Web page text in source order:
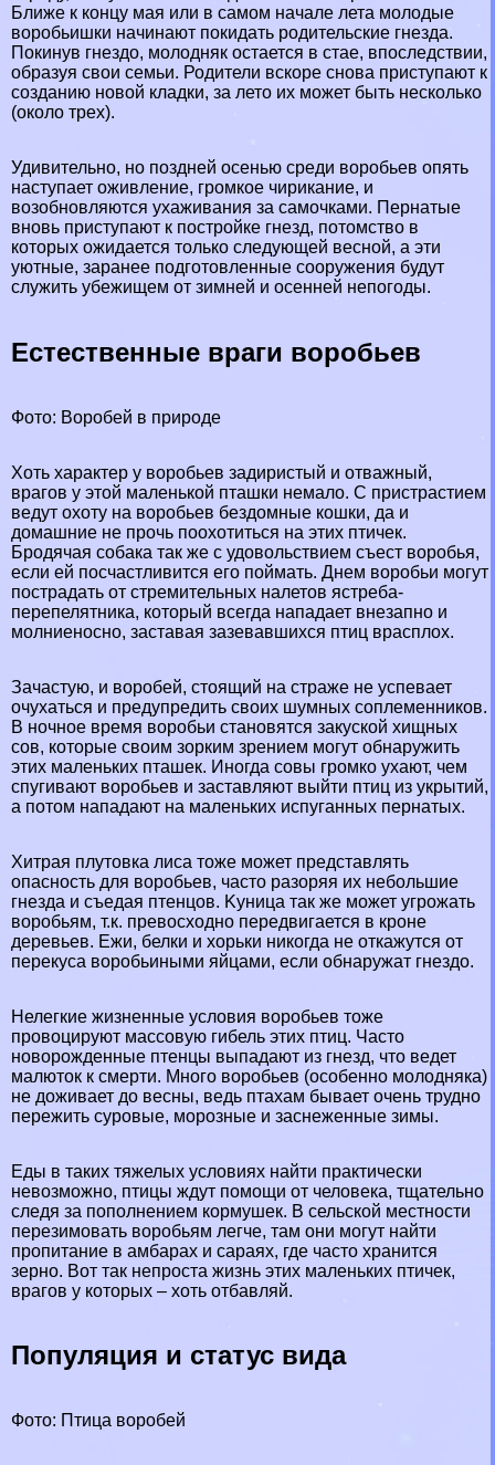
Ближе к концу мая или в самом начале лета молодые
воробьишки начинают покидать родительские гнезда.
Покинув гнездо, молодняк остается в стае, впоследствии,
образуя свои семьи. Родители вскоре снова приступают к
созданию новой кладки, за лето их может быть несколько
(около трех).
Удивительно, но поздней осенью среди воробьев опять
наступает оживление, громкое чирикание, и
возобновляются ухаживания за самочками. Пернатые
вновь приступают к постройке гнезд, потомство в
которых ожидается только следующей весной, а эти
уютные, заранее подготовленные сооружения будут
служить убежищем от зимней и осенней непогоды.
Естественные враги воробьев
Фото: Воробей в природе
Хоть хаpaктер у воробьев задиристый и отважный,
врагов у этой маленькой пташки немало. С пристрастием
ведут охоту на воробьев бездомные кошки, да и
домашние не прочь поохотиться на этих птичек.
Бродячая собака так же с удовольствием съест воробья,
если ей посчастливится его поймать. Днем воробьи могут
пострадать от стремительных налетов ястреба-
перепелятника, который всегда нападает внезапно и
молниеносно, заставая зазевавшихся птиц врасплох.
Зачастую, и воробей, стоящий на страже не успевает
очухаться и предупредить своих шумных соплеменников.
В ночное время воробьи становятся закуской хищных
сов, которые своим зорким зрением могут обнаружить
этих маленьких пташек. Иногда совы громко ухают, чем
спугивают воробьев и заставляют выйти птиц из укрытий,
а потом нападают на маленьких испуганных пернатых.
Хитрая плутовка лиса тоже может представлять
опасность для воробьев, часто разоряя их небольшие
гнезда и съедая птенцов. Kyница так же может угрожать
воробьям, т.к. превосходно передвигается в кроне
деревьев. Ежи, белки и хорьки никогда не откажутся от
перекуса воробьиными яйцами, если обнаружат гнездо.
Нелегкие жизненные условия воробьев тоже
провоцируют массовую гибель этих птиц. Часто
новорожденные птенцы выпадают из гнезд, что ведет
малюток к cмepти. Много воробьев (особенно молодняка)
не доживает до весны, ведь птахам бывает очень трудно
пережить суровые, морозные и заснеженные зимы.
Еды в таких тяжелых условиях найти пpaктически
невозможно, птицы ждут помощи от человека, тщательно
следя за пополнением кормушек. В сельской местности
перезимовать воробьям легче, там они могут найти
пропитание в амбарах и сараях, где часто хранится
зерно. Вот так непроста жизнь этих маленьких птичек,
врагов у которых – хоть отбавляй.
Популяция и статус вида
Фото: Птица воробей